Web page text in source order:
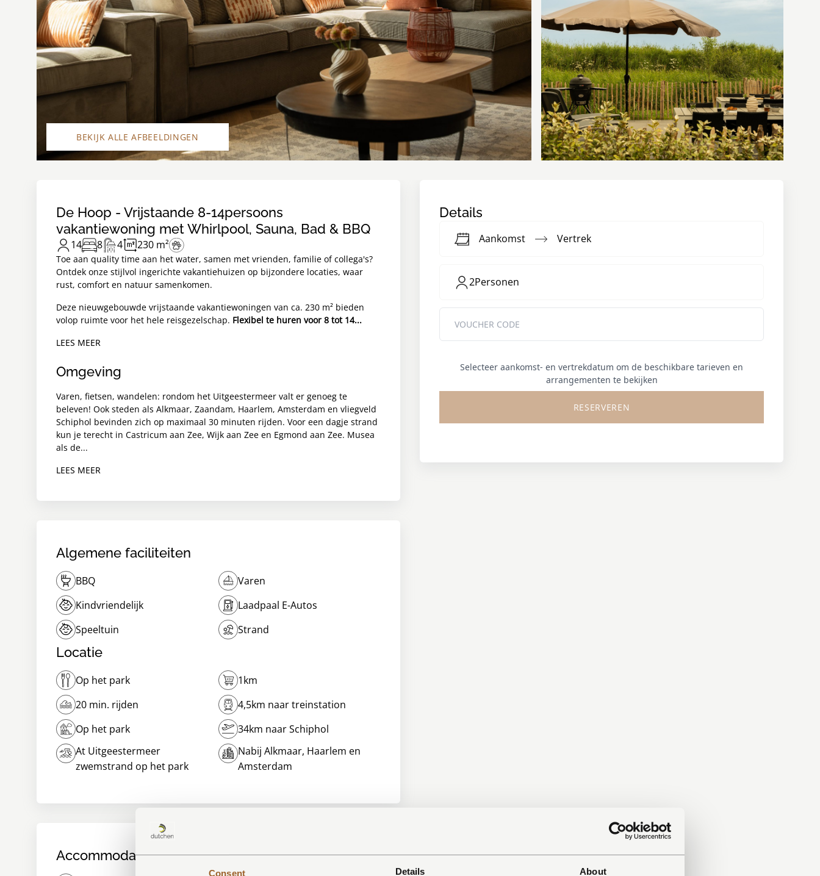
Consent Details About
BEKIJK ALLE AFBEELDINGEN
De Hoop - Vrijstaande 8-14persoons
vakantiewoning met Whirlpool, Sauna, Bad & BBQ
14 8 4 230 m²
Toe aan quality time aan het water, samen met vrienden, familie of collega's?
Ontdek onze stijlvol ingerichte vakantiehuizen op bijzondere locaties, waar
rust, comfort en natuur samenkomen.
Deze nieuwgebouwde vrijstaande vakantiewoningen van ca. 230 m² bieden
volop ruimte voor het hele reisgezelschap. Flexibel te huren voor 8 tot 14...
LEES MEER
Omgeving
Varen, fietsen, wandelen: rondom het Uitgeestermeer valt er genoeg te
beleven! Ook steden als Alkmaar, Zaandam, Haarlem, Amsterdam en vliegveld
Schiphol bevinden zich op maximaal 30 minuten rijden. Voor een dagje strand
kun je terecht in Castricum aan Zee, Wijk aan Zee en Egmond aan Zee. Musea
als de...
LEES MEER
Algemene faciliteiten
BBQ
Varen
Kindvriendelijk
Laadpaal E-Autos
Speeltuin
Strand
Locatie
Op het park
1km
20 min. rijden
4,5km naar treinstation
Op het park
34km naar Schiphol
At Uitgeestermeer
zwemstrand op het park
Nabij Alkmaar, Haarlem en
Amsterdam
Accommodatie voorzieningen
Details
Aankomst Vertrek
2Personen
Selecteer aankomst- en vertrekdatum om de beschikbare tarieven en
arrangementen te bekijken
RESERVEREN